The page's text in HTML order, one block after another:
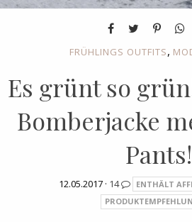
FRÜHLINGS OUTFITS,
Es grünt so
Bomberjacke
Pants!
12.05.2017 · 14
ENTHÄLT